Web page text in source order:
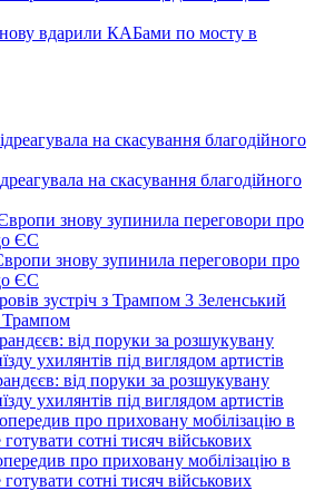
вдарили КАБами по мосту в
на скасування благодійного
знову зупинила переговори про
ЄС
3 Зеленський
Трампом
від поруки за розшукувану
ухилянтів під виглядом артистів
про приховану мобілізацію в
сотні тисяч військових